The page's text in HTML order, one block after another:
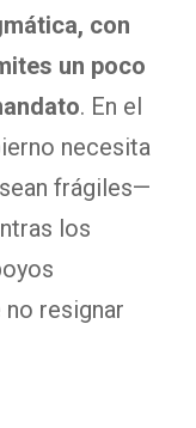
con
un poco
. En el
necesita
frágiles—
los
resignar